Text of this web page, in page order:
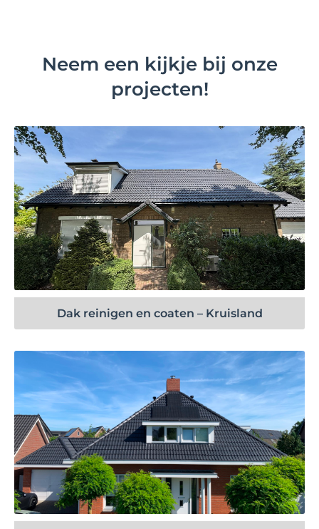
Neem een kijkje bij onze
projecten!
Bekijk project
Dak reinigen en coaten – Kruisland
Bekijk project